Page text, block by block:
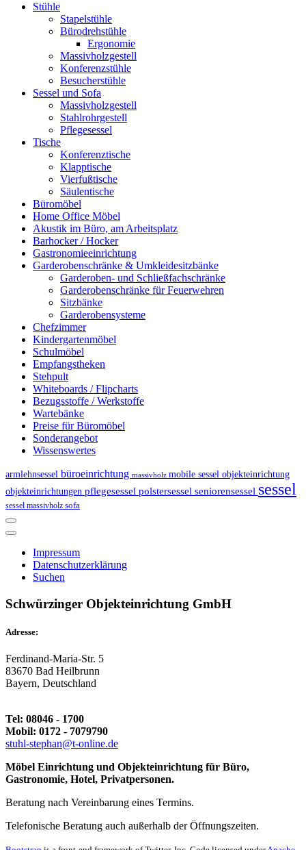
Stühle
Stapelstühle
Bürodrehstühle
Ergonomie
Massivholzgestell
Konferenzstühle
Besucherstühle
Sessel und Sofa
Massivholzgestell
Stahlrohrgestell
Pflegesessel
Tische
Konferenztische
Klapptische
Vierfußtische
Säulentische
Büromöbel
Home Office Möbel
Akustik im Büro, am Arbeitsplatz
Barhocker / Hocker
Gastronomieeinrichtung
Garderobenschränke & Umkleidesitzbänke
Garderoben- und Schließfachschränke
Garderobenschränke für Feuerwehren
Sitzbänke
Garderobensysteme
Chefzimmer
Kindergartenmöbel
Schulmöbel
Empfangstheken
Stehpult
Whiteboards / Flipcharts
Bezugsstoffe / Werkstoffe
Wartebänke
Preise für Büromöbel
Sonderangebot
Wissenswertes
armlehnsessel büroeinrichtung massivholz mobile sessel objekteinrichtung
objekteinrichtungen pflegesessel polstersessel seniorensessel sessel
sessel massivholz sofa
Impressum
Datenschutzerklärung
Suchen
Schwürzinger Objekteinrichtung GmbH
Adresse:
Ferdinand-Maria-Str. 5
83670 Bad Heilbrunn
Bayern, Deutschland
Tel: 08046 - 1700
Mobil: 0172 - 7079790
stuhl-stephan@t-online.de
Möbel Einrichtung und Objekteinrichtung für Büro,
Gastronomie, Hotel, Privatpersonen.
Beratung nach Vereinbarung eines Termins.
Telefonische Beratung auch außerhalb der Öffnungszeiten.